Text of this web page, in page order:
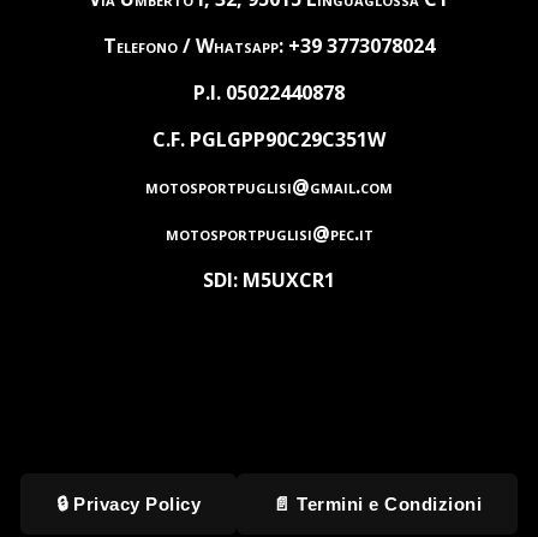
Telefono / Whatsapp: +39 3773078024
P.I. 05022440878
C.F. PGLGPP90C29C351W
motosportpuglisi@gmail.com
motosportpuglisi@pec.it
SDI: M5UXCR1
🔒 Privacy Policy 📄 Termini e Condizioni